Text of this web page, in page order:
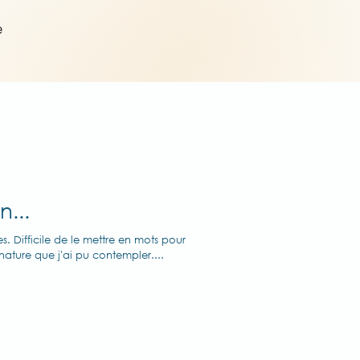
Difficile de le mettre en mots pour
que j'ai pu contempler....